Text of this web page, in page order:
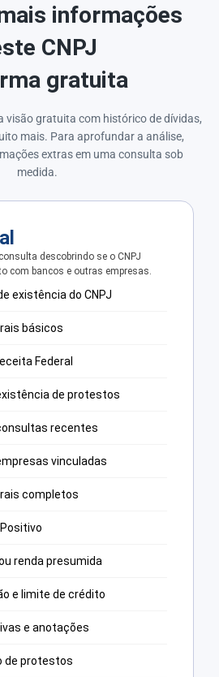
informações
CNPJ
gratuita
visão gratuita com histórico de dívidas,
mais. Para aprofundar a análise,
extras em uma consulta sob
medida.
descobrindo se o CNPJ
com bancos e outras empresas.
existência do CNPJ
básicos
Federal
de protestos
recentes
vinculadas
completos
renda presumida
e limite de crédito
e anotações
de protestos